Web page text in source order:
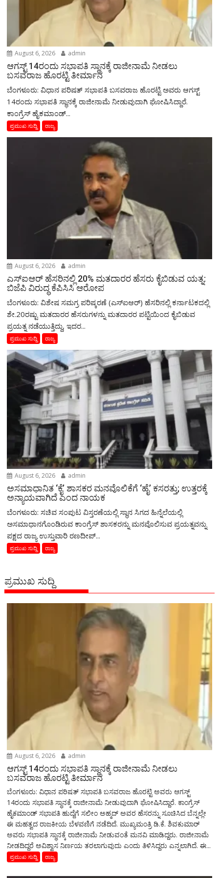
August 6, 2026 admin
ಆಗಸ್ಟ್‌ 14ರಂದು ಸಭಾಪತಿ ಸ್ಥಾನಕ್ಕೆ ರಾಜೀನಾಮೆ ನೀಡಲು
ಬಸವರಾಜ ಹೊರಟ್ಟಿ ತೀರ್ಮಾನ
ಬೆಂಗಳೂರು: ವಿಧಾನ ಪರಿಷತ್ ಸಭಾಪತಿ ಬಸವರಾಜ ಹೊರಟ್ಟಿ ಅವರು ಆಗಸ್ಟ್‌
14ರಂದು ಸಭಾಪತಿ ಸ್ಥಾನಕ್ಕೆ ರಾಜೀನಾಮೆ ನೀಡುವುದಾಗಿ ಘೋಷಿಸಿದ್ದಾರೆ.
ಕಾಂಗ್ರೆಸ್ ಹೈಕಮಾಂಡ್...
ಪ್ರಮುಖ ಸುದ್ದಿ ರಾಜ್ಯ
August 6, 2026 admin
ಎಸ್‌ಐಆರ್‌ ಹೆಸರಿನಲ್ಲಿ 20% ಮತದಾರರ ಹೆಸರು ಕೈಬಿಡುವ ಯತ್ನ:
ಬಿಜೆಪಿ ವಿರುದ್ಧ ಕೆಪಿಸಿಸಿ ಆರೋಪ
ಬೆಂಗಳೂರು: ವಿಶೇಷ ಸಮಗ್ರ ಪರಿಷ್ಕರಣೆ (ಎಸ್‌ಐಆರ್‌) ಹೆಸರಿನಲ್ಲಿ ಕರ್ನಾಟಕದಲ್ಲಿ
ಶೇ.20ರಷ್ಟು ಮತದಾರರ ಹೆಸರುಗಳನ್ನು ಮತದಾರರ ಪಟ್ಟಿಯಿಂದ ಕೈಬಿಡುವ
ಪ್ರಯತ್ನ ನಡೆಯುತ್ತಿದ್ದು, ಇದರ...
ಪ್ರಮುಖ ಸುದ್ದಿ ರಾಜ್ಯ
August 6, 2026 admin
ಅಸಮಾಧಾನಿತ ‘ಕೈ’ ಶಾಸಕರ ಮನವೊಲಿಕೆಗೆ ‘ಹೈ’ ಕಸರತ್ತು; ಉತ್ತರಕ್ಕೆ
ಅನ್ಯಾಯವಾಗಿದೆ ಎಂದ ನಾಯಕ
ಬೆಂಗಳೂರು: ಸಚಿವ ಸಂಪುಟ ವಿಸ್ತರಣೆಯಲ್ಲಿ ಸ್ಥಾನ ಸಿಗದ ಹಿನ್ನೆಲೆಯಲ್ಲಿ
ಅಸಮಾಧಾನಗೊಂಡಿರುವ ಕಾಂಗ್ರೆಸ್ ಶಾಸಕರನ್ನು ಮನವೊಲಿಸುವ ಪ್ರಯತ್ನವನ್ನು
ಪಕ್ಷದ ರಾಜ್ಯ ಉಸ್ತುವಾರಿ ರಣದೀಪ್...
ಪ್ರಮುಖ ಸುದ್ದಿ ರಾಜ್ಯ
ಪ್ರಮುಖ ಸುದ್ದಿ
August 6, 2026 admin
ಆಗಸ್ಟ್‌ 14ರಂದು ಸಭಾಪತಿ ಸ್ಥಾನಕ್ಕೆ ರಾಜೀನಾಮೆ ನೀಡಲು
ಬಸವರಾಜ ಹೊರಟ್ಟಿ ತೀರ್ಮಾನ
ಬೆಂಗಳೂರು: ವಿಧಾನ ಪರಿಷತ್ ಸಭಾಪತಿ ಬಸವರಾಜ ಹೊರಟ್ಟಿ ಅವರು ಆಗಸ್ಟ್‌
14ರಂದು ಸಭಾಪತಿ ಸ್ಥಾನಕ್ಕೆ ರಾಜೀನಾಮೆ ನೀಡುವುದಾಗಿ ಘೋಷಿಸಿದ್ದಾರೆ. ಕಾಂಗ್ರೆಸ್
ಹೈಕಮಾಂಡ್ ಸಭಾಪತಿ ಹುದ್ದೆಗೆ ಸಲೀಂ ಅಹ್ಮದ್ ಅವರ ಹೆಸರನ್ನು ಸೂಚಿಸಿದ ಬೆನ್ನಲ್ಲೇ
ಈ ಮಹತ್ವದ ರಾಜಕೀಯ ಬೆಳವಣಿಗೆ ನಡೆದಿದೆ. ಮುಖ್ಯಮಂತ್ರಿ ಡಿ.ಕೆ. ಶಿವಕುಮಾರ್
ಅವರು ಸಭಾಪತಿ ಸ್ಥಾನಕ್ಕೆ ರಾಜೀನಾಮೆ ನೀಡುವಂತೆ ಮನವಿ ಮಾಡಿದ್ದರು. ರಾಜೀನಾಮೆ
ನೀಡದಿದ್ದರೆ ಅವಿಶ್ವಾಸ ನಿರ್ಣಯ ತರಲಾಗುವುದು ಎಂದು ತಿಳಿಸಿದ್ದರು ಎನ್ನಲಾಗಿದೆ. ಈ...
ಪ್ರಮುಖ ಸುದ್ದಿ ರಾಜ್ಯ